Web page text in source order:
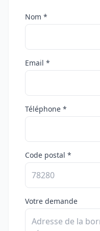
Nom *
Email *
Téléphone *
Code postal *
Votre demande